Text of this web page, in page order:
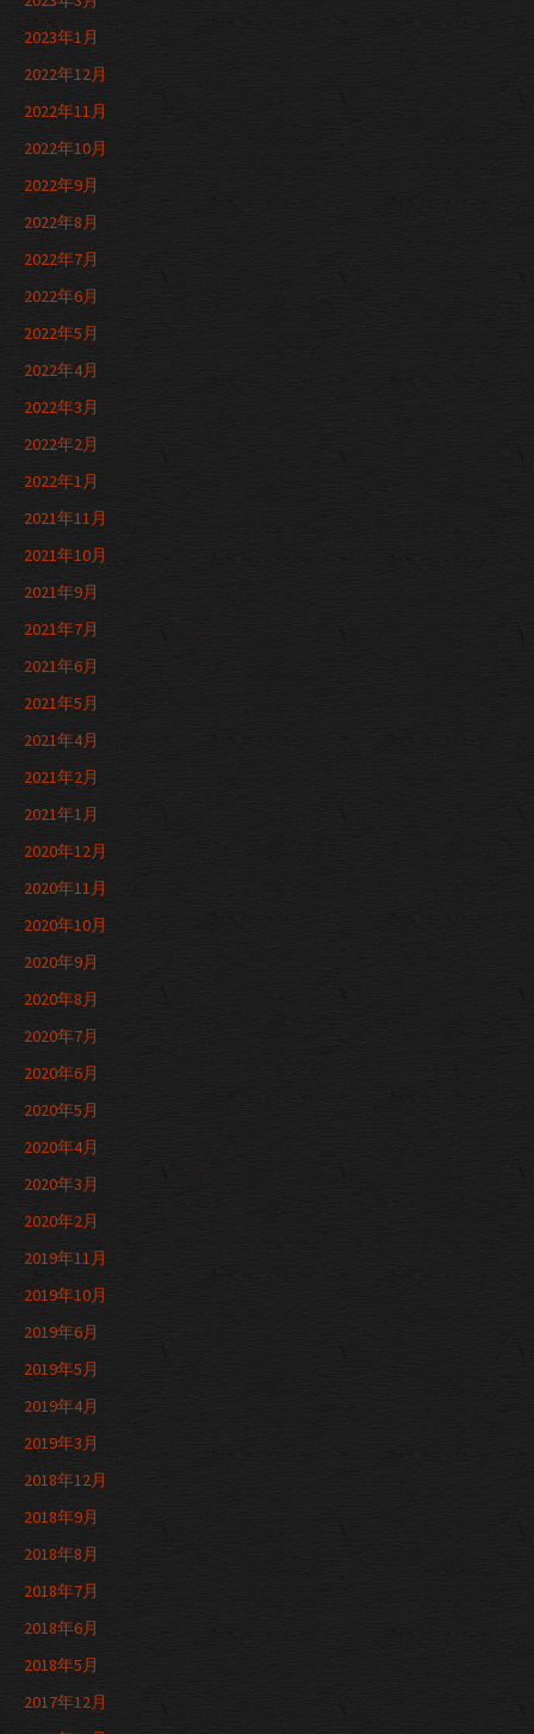
2023年1月
2022年12月
2022年11月
2022年10月
2022年9月
2022年8月
2022年7月
2022年6月
2022年5月
2022年4月
2022年3月
2022年2月
2022年1月
2021年11月
2021年10月
2021年9月
2021年7月
2021年6月
2021年5月
2021年4月
2021年2月
2021年1月
2020年12月
2020年11月
2020年10月
2020年9月
2020年8月
2020年7月
2020年6月
2020年5月
2020年4月
2020年3月
2020年2月
2019年11月
2019年10月
2019年6月
2019年5月
2019年4月
2019年3月
2018年12月
2018年9月
2018年8月
2018年7月
2018年6月
2018年5月
2017年12月